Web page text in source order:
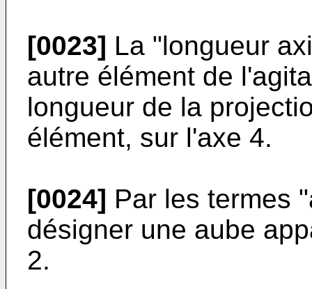
[0023] La "longueur
autre élément de
longueur de la
élément, sur l'axe 4.
[0024] Par les termes
désigner une aube
2.